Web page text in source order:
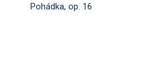
Pohádka, op. 16